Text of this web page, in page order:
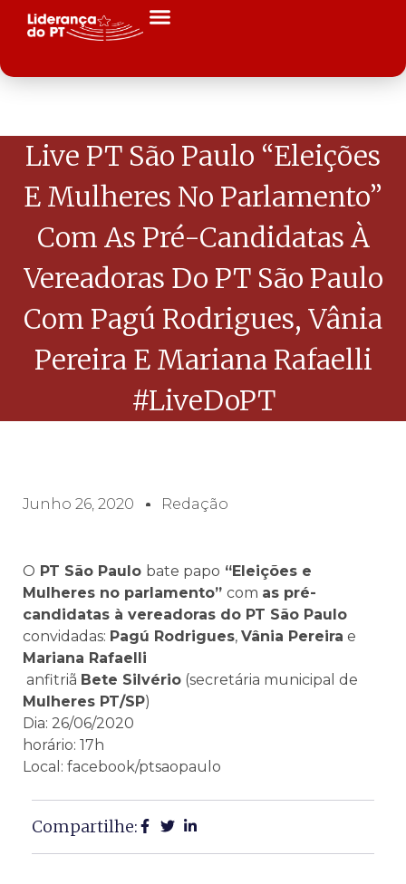
Live PT São Paulo “Eleições
E Mulheres No Parlamento”
Com As Pré-Candidatas À
Vereadoras Do PT São Paulo
Com Pagú Rodrigues, Vânia
Pereira E Mariana Rafaelli
#LiveDoPT
Junho 26, 2020 Redação
O PT São Paulo bate papo “Eleições e
Mulheres no parlamento” com as pré-
candidatas à vereadoras do PT São Paulo
convidadas: Pagú Rodrigues, Vânia Pereira e
Mariana Rafaelli
anfitriã Bete Silvério (secretária municipal de
Mulheres PT/SP)
Dia: 26/06/2020
horário: 17h
Local: facebook/ptsaopaulo
Compartilhe: